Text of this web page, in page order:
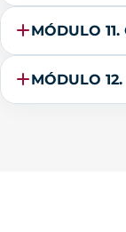
MÓDULO
MÓDULO